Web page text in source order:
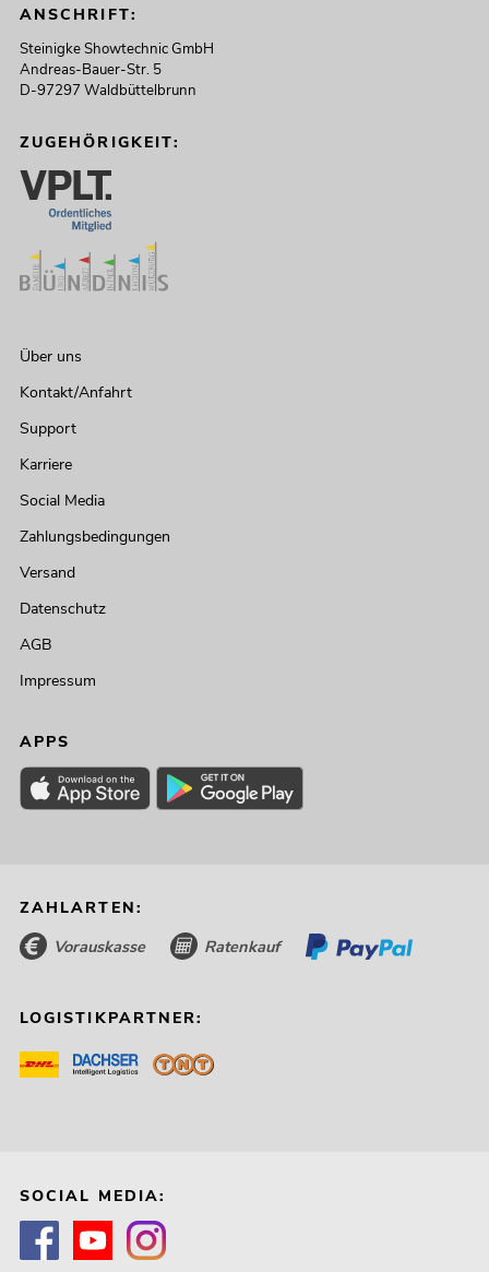
ANSCHRIFT:
Steinigke Showtechnic GmbH
Andreas-Bauer-Str. 5
D-97297 Waldbüttelbrunn
ZUGEHÖRIGKEIT:
Über uns
Kontakt/Anfahrt
Support
Karriere
Social Media
Zahlungsbedingungen
Versand
Datenschutz
AGB
Impressum
APPS
ZAHLARTEN:
Vorauskasse Ratenkauf
LOGISTIKPARTNER:
SOCIAL MEDIA: